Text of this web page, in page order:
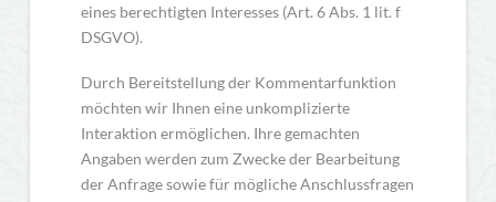
eines berechtigten Interesses (Art. 6 Abs. 1 lit. f
DSGVO).
Durch Bereitstellung der Kommentarfunktion
möchten wir Ihnen eine unkomplizierte
Interaktion ermöglichen. Ihre gemachten
Angaben werden zum Zwecke der Bearbeitung
der Anfrage sowie für mögliche Anschlussfragen